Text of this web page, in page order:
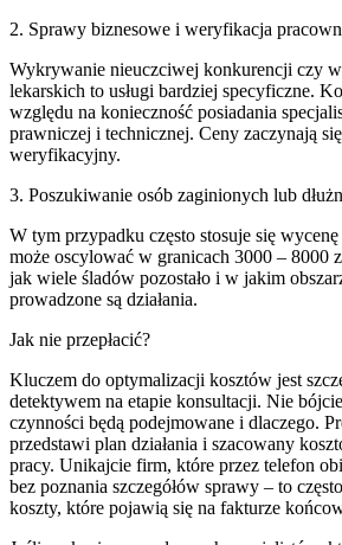
2. Sprawy biznesowe i weryfikacja
Wykrywanie nieuczciwej konkurencji czy
lekarskich to usługi bardziej specyficzne.
względu na konieczność posiadania
prawniczej i technicznej. Ceny zaczynają
weryfikacyjny.
3. Poszukiwanie osób zaginionych lub
W tym przypadku często stosuje się
może oscylować w granicach 3000 – 8000
jak wiele śladów pozostało i w jakim
prowadzone są działania.
Jak nie przepłacić?
Kluczem do optymalizacji kosztów jest
detektywem na etapie konsultacji. Nie
czynności będą podejmowane i dlaczego.
przedstawi plan działania i szacowany
pracy. Unikajcie firm, które przez telefon
bez poznania szczegółów sprawy – to
koszty, które pojawią się na fakturze